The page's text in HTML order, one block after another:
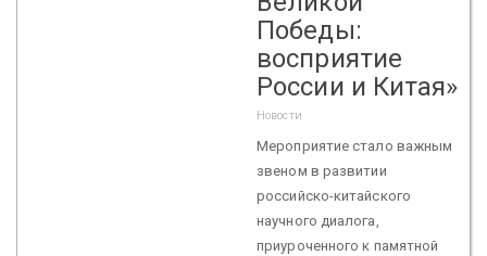
Победы:
восприятие
России и Китая»
Новости
Мероприятие стало важным
звеном в развитии
российско-китайского
научного диалога,
приуроченного к памятной